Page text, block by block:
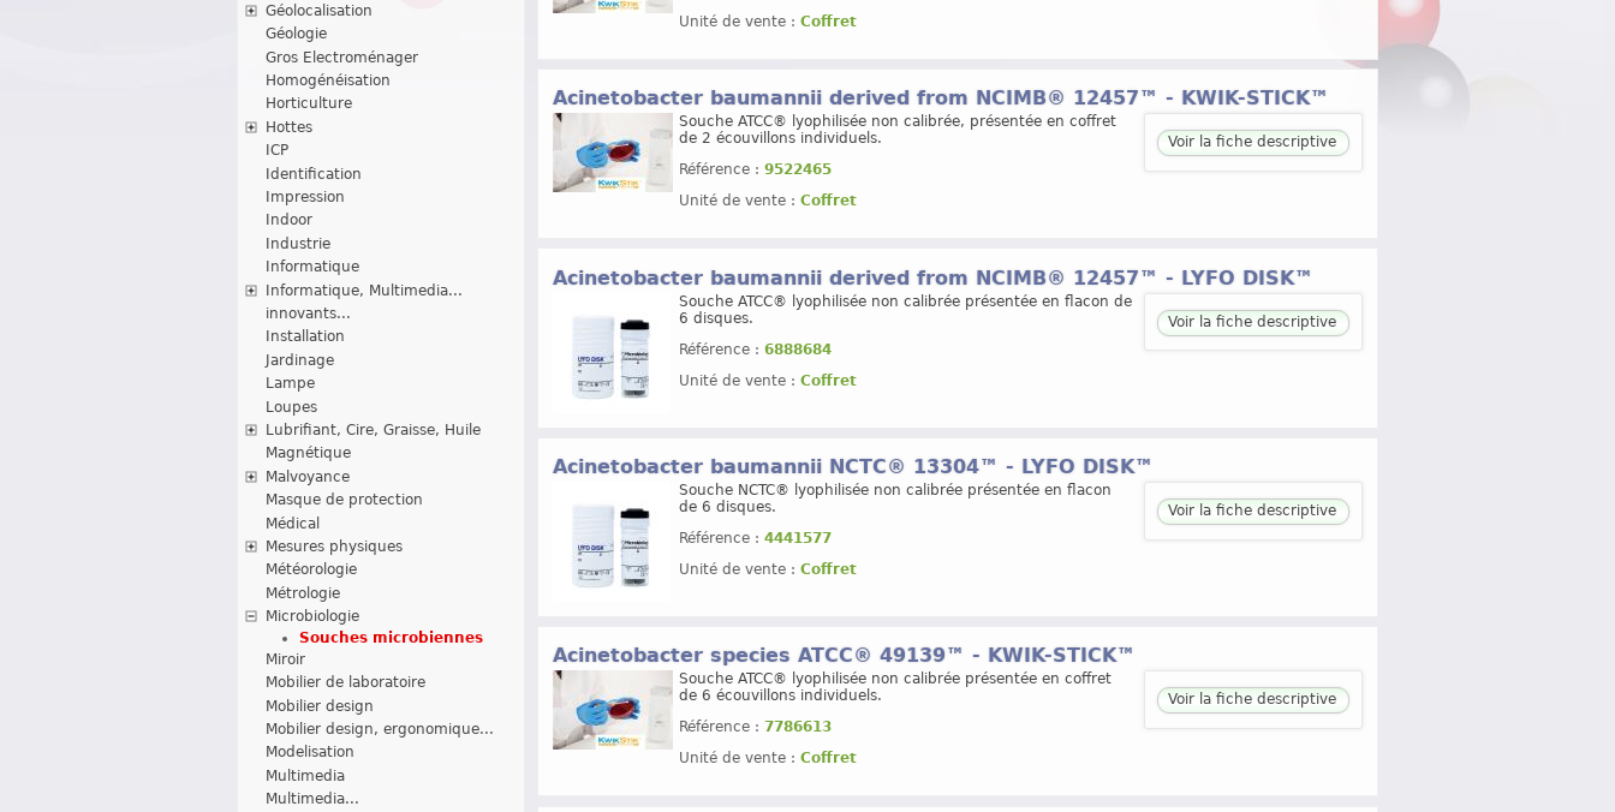
Géolocalisation
Géologie
Gros Electroménager
Homogénéisation
Horticulture
Hottes
ICP
Identification
Impression
Indoor
Industrie
Informatique
Informatique, Multimedia...
innovants...
Installation
Jardinage
Lampe
Loupes
Lubrifiant, Cire, Graisse, Huile
Magnétique
Malvoyance
Masque de protection
Médical
Mesures physiques
Météorologie
Métrologie
Microbiologie
Souches microbiennes
Miroir
Mobilier de laboratoire
Mobilier design
Mobilier design, ergonomique...
Modelisation
Multimedia
Multimedia...
Unité de vente : Coffret
Acinetobacter baumannii derived from NCIMB® 12457™ - KWIK-STICK™
Souche ATCC® lyophilisée non calibrée, présentée en coffret
de 2 écouvillons individuels.
Référence : 9522465
Unité de vente : Coffret
Voir la fiche descriptive
Acinetobacter baumannii derived from NCIMB® 12457™ - LYFO DISK™
Souche ATCC® lyophilisée non calibrée présentée en flacon de
6 disques.
Référence : 6888684
Unité de vente : Coffret
Voir la fiche descriptive
Acinetobacter baumannii NCTC® 13304™ - LYFO DISK™
Souche NCTC® lyophilisée non calibrée présentée en flacon
de 6 disques.
Référence : 4441577
Unité de vente : Coffret
Voir la fiche descriptive
Acinetobacter species ATCC® 49139™ - KWIK-STICK™
Souche ATCC® lyophilisée non calibrée présentée en coffret
de 6 écouvillons individuels.
Référence : 7786613
Unité de vente : Coffret
Voir la fiche descriptive